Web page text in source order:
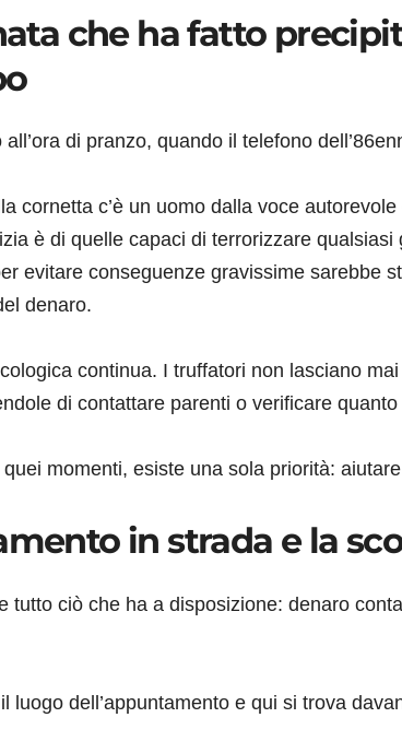
che ha fatto
di pranzo, quando il telefono
cornetta c’è un uomo dalla voce
è di quelle capaci di terrorizzare
evitare conseguenze gravissime sarebbe
denaro.
continua. I truffatori non lasciano
di contattare parenti o verificare
momenti, esiste una sola priorità:
in strada e la
tutto ciò che ha a disposizione: denaro
luogo dell’appuntamento e qui si trova